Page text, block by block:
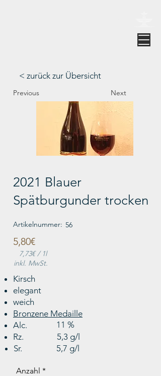
< zurück zur Übersicht
Previous Next
2021 Blauer
Spätburgunder trocken
Artikelnummer: 56
5,80€
7,73€/ 1l
inkl. MwSt.
Kirsch
elegant
weich
Bronzene Medaille
Alc.
11 %
Rz.
5,3 g/l
Sr.
5,7 g/l
Anzahl